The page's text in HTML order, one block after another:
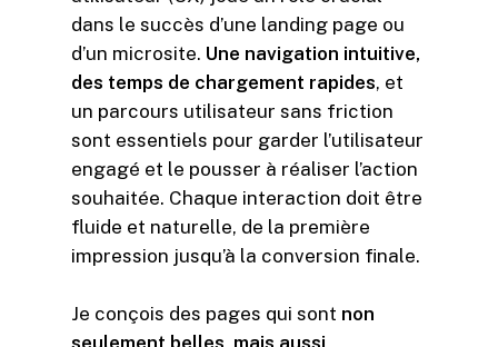
dans le succès d’une landing page ou
d’un microsite. Une navigation intuitive,
des temps de chargement rapides, et
un parcours utilisateur sans friction
sont essentiels pour garder l’utilisateur
engagé et le pousser à réaliser l’action
souhaitée. Chaque interaction doit être
fluide et naturelle, de la première
impression jusqu’à la conversion finale.
Je conçois des pages qui sont non
seulement belles, mais aussi